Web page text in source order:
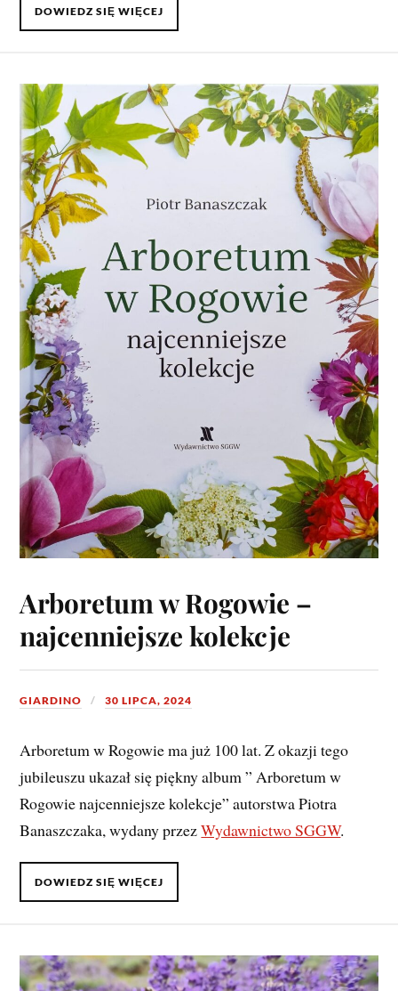
DOWIEDZ SIĘ WIĘCEJ
Arboretum w Rogowie –
najcenniejsze kolekcje
GIARDINO 30 LIPCA, 2024
Arboretum w Rogowie ma już 100 lat. Z okazji tego
jubileuszu ukazał się piękny album ” Arboretum w
Rogowie najcenniejsze kolekcje” autorstwa Piotra
Banaszczaka, wydany przezWydawnictwo SGGW.
DOWIEDZ SIĘ WIĘCEJ